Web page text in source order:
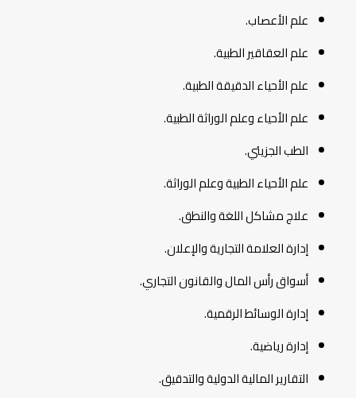
علم الأعصاب.
علم العقاقير الطبية.
علم الأحياء الدقيقة الطبية.
علم الأحياء وعلم الوراثة الطبية.
الطب الجزيئي.
علم الأحياء الطبية وعلم الوراثة.
علاج مشاكل اللغة والنطق.
إدارة العلامة التجارية والإعلان.
أسواق رأس المال والقانون التجاري.
إدارة الوسائط الرقمية.
إدارة رياضية.
التقارير المالية الدولية والتدقيق.